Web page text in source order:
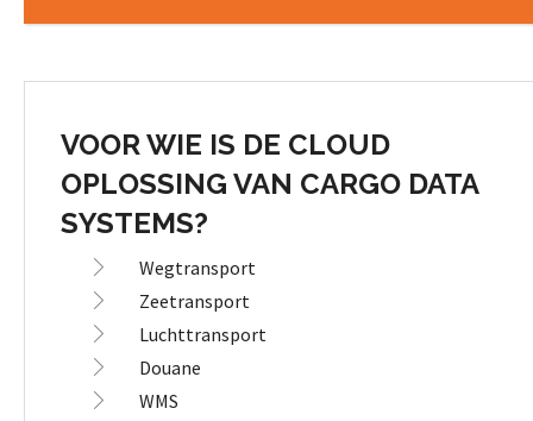
VOOR WIE IS DE CLOUD
OPLOSSING VAN CARGO DATA
SYSTEMS?
Wegtransport
Zeetransport
Luchttransport
Douane
WMS